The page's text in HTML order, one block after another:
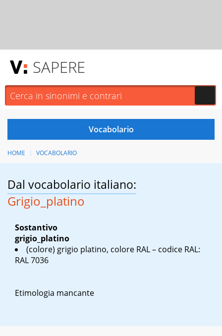
SAPERE
HOME VOCABOLARIO
Dal vocabolario italiano:
Grigio_platino
Sostantivo
grigio_platino
(colore) grigio platino, colore RAL – codice RAL:
RAL 7036
Etimologia mancante